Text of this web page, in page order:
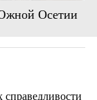
Осетии